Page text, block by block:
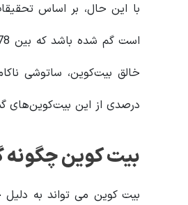
درصدی از این بیت‌کوین‌های
بیت کوین
بیت کوین می تواند به